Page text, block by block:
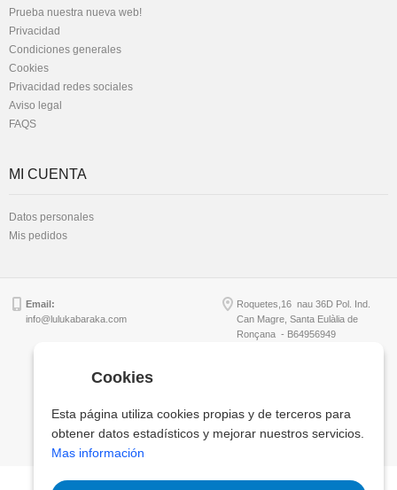
Prueba nuestra nueva web!
Privacidad
Condiciones generales
Cookies
Privacidad redes sociales
Aviso legal
FAQS
MI CUENTA
Datos personales
Mis pedidos
Email:
info@lulukabaraka.com
Roquetes,16 nau 36D Pol. Ind.
Can Magre, Santa Eulàlia de
Ronçana - B64956949
Cookies
Esta página utiliza cookies propias y de terceros para
obtener datos estadísticos y mejorar nuestros servicios.
Mas información